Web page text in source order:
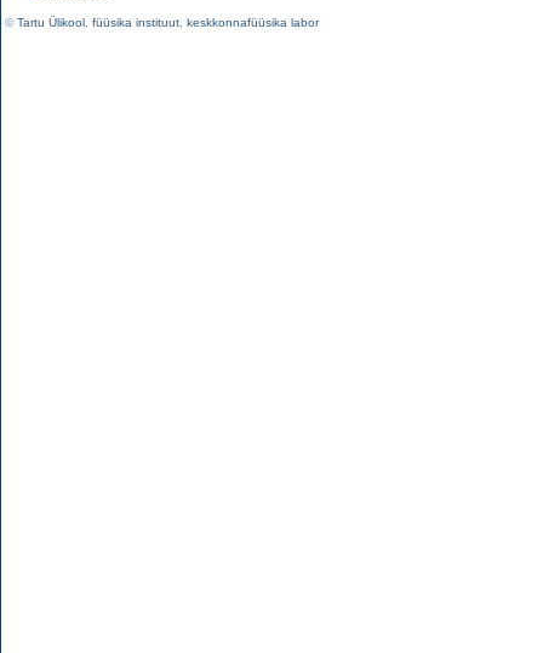
©Tartu Ülikool füüsika instituut keskkonnafüüsika labor